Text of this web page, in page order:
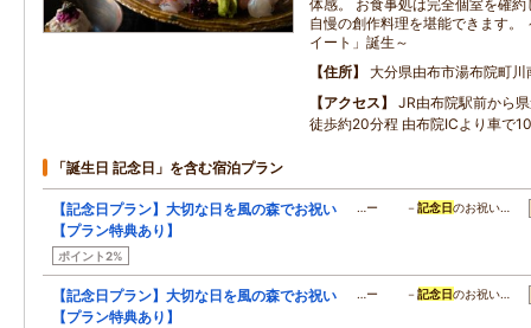
体感。 お食事処は完全個室を確
自慢の創作料理を堪能できます。
イート」誕生～
住所
大分県由布市湯布院町川
アクセス
JR由布院駅前から
徒歩約20分程 由布院ICより車で
「誕生日 記念日」を含む宿泊プラン
【記念日プラン】大切な日を風の森でお祝い
【プラン特典あり】
ポイント2%
…ー －記念日のお祝い…
【記念日プラン】大切な日を風の森でお祝い
【プラン特典あり】
…ー －記念日のお祝い…